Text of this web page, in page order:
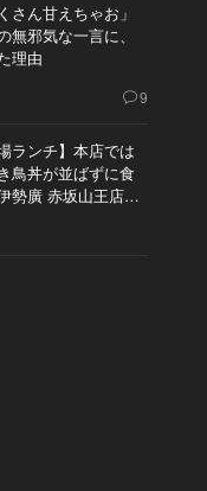
さん甘えちゃお」
無邪気な一言に、
理由
9
ランチ】本店では
鳥丼が並ばずに食
勢廣 赤坂山王店』